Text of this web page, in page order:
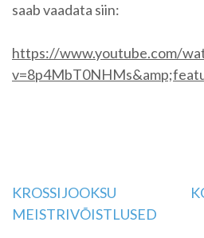
saab vaadata siin:
https://www.youtube.com/
Navigeerimine
KROSSIJOOKSU
MEISTRIVÕISTLUSED